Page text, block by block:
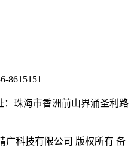
8615151
：珠海市香洲前山界涌圣利路
广科技有限公司 版权所有 备